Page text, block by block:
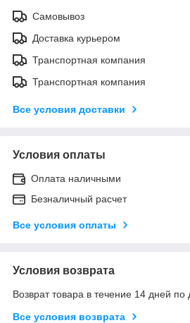
Самовывоз
Доставка курьером
Транспортная компания
Транспортная компания
Все условия доставки
Условия оплаты
Оплата наличными
Безналичный расчет
Все условия оплаты
Условия возврата
Возврат товара в течение 14 дней по
Все условия возврата